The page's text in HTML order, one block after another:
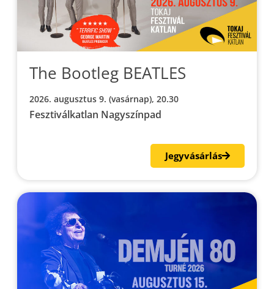
The Bootleg BEATLES
2026. augusztus 9. (vasárnap), 20.30
Fesztiválkatlan Nagyszínpad
Jegyvásárlás